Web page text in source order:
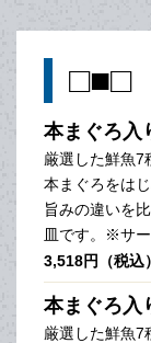
本まぐろ入
厳選した鮮魚7
本まぐろをは
旨みの違いを
皿です。※サー
3,518円（税込）
本まぐろ入
厳選した鮮魚7